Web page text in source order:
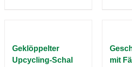
Geklöppelter
Upcycling-Schal
mit